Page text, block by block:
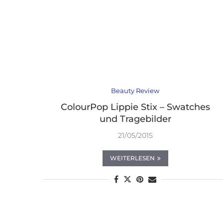
Beauty Review
ColourPop Lippie Stix – Swatches
und Tragebilder
21/05/2015
WEITERLESEN